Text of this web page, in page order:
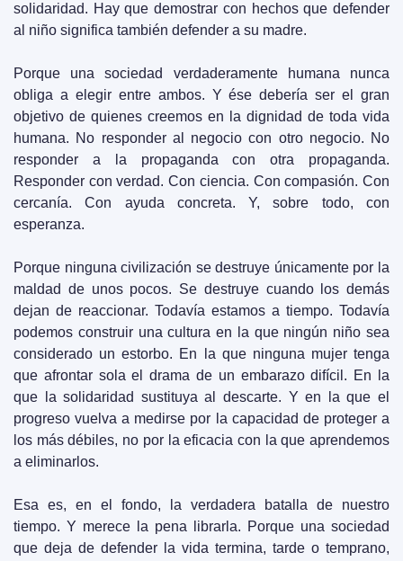
solidaridad. Hay que demostrar con hechos que defender
al niño significa también defender a su madre.
Porque una sociedad verdaderamente humana nunca
obliga a elegir entre ambos. Y ése debería ser el gran
objetivo de quienes creemos en la dignidad de toda vida
humana. No responder al negocio con otro negocio. No
responder a la propaganda con otra propaganda.
Responder con verdad. Con ciencia. Con compasión. Con
cercanía. Con ayuda concreta. Y, sobre todo, con
esperanza.
Porque ninguna civilización se destruye únicamente por la
maldad de unos pocos. Se destruye cuando los demás
dejan de reaccionar. Todavía estamos a tiempo. Todavía
podemos construir una cultura en la que ningún niño sea
considerado un estorbo. En la que ninguna mujer tenga
que afrontar sola el drama de un embarazo difícil. En la
que la solidaridad sustituya al descarte. Y en la que el
progreso vuelva a medirse por la capacidad de proteger a
los más débiles, no por la eficacia con la que aprendemos
a eliminarlos.
Esa es, en el fondo, la verdadera batalla de nuestro
tiempo. Y merece la pena librarla. Porque una sociedad
que deja de defender la vida termina, tarde o temprano,